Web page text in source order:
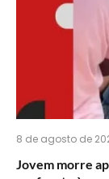
8 de agosto de
Jovem morre